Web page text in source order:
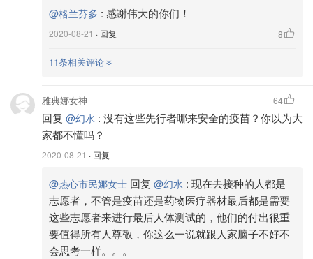
范德比尔特大学医学中心的传染病专家William Schaffner提
出：“应该优先考虑疫苗可以发挥的多种公共卫生作用，通
后再传染他人的比例也较高，先让年轻人接种可以削弱传染
链。”
Schaffner表示，老年人和患有慢性健康问题的人士感染后
病情超严重，但通常这类人士对接种疫苗的效果也较差；而
第三组应该是社会中的必需工种人员，例如医护、警察、消
防员，还有食物制造、销售、分配行业的工人。
@格兰芬多 : 感谢伟大的你们！
2020-08-21 · 回复 8
11条相关评论
雅典娜女神
回复 @幻水 : 没有这些先行者哪来安全的疫苗？你以为大
家都不懂吗？
2020-08-21 · 回复
64
@热心市民娜女士 回复 @幻水 : 现在去接种的人都是
志愿者，不管是疫苗还是药物医疗器材最后都是需要
这些志愿者来进行最后人体测试的，他们的付出很重
要值得所有人尊敬，你这么一说就跟人家脑子不好不
会思考一样。。。